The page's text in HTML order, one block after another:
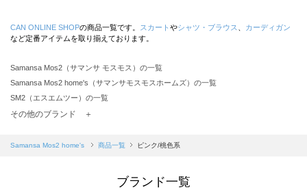
CAN ONLINE SHOPの商品一覧です。 スカート やシャツ・ブラウス
カーディガン
など定番アイテムを取り揃えております。
Samansa Mos2（サマンサ モスモス）の一覧
Samansa Mos2 home's（サマンサモスモスホームズ）の一覧
SM2（エスエムツー）の一覧
TSUHARU by Samansa Mos2（ツハルバイサマンサモスモス）の一覧
Samansa Mos2 blue（サマンサモスモス ブルー）の一覧
その他のブランド ＋
Samansa Mos2 home's 商品一覧 ピンク/桃色系
ブランド一覧